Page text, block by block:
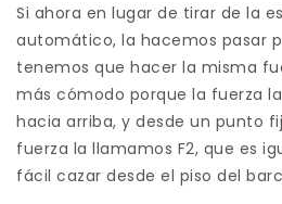
Si ahora en lugar de tirar de la
automático, la hacemos pasar
tenemos que hacer la misma
más cómodo porque la fuerza
hacia arriba, y desde un punto
fuerza la llamamos F2, que es
fácil cazar desde el piso del